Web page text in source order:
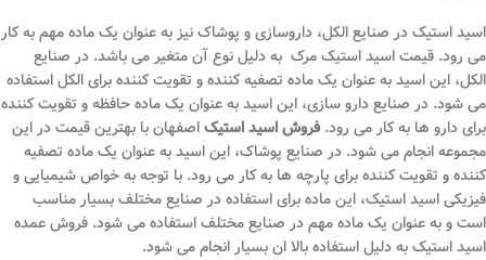
اسید استیک در صنایع الکل، داروسازی و پوشاک نیز به عنوان یک ماده مهم به کار
می ‌رود. قیمت اسید استیک مرک به دلیل نوع آن متغیر می باشد. در صنایع
الکل، این اسید به عنوان یک ماده تصفیه ‌کننده و تقویت ‌کننده برای الکل استفاده
می‌ شود. در صنایع دارو سازی، این اسید به عنوان یک ماده حافظه و تقویت‌ کننده
برای دارو ها به کار می ‌رود. فروش اسید استیکاصفهان با بهترین قیمت در این
مجموعه انجام می شود. در صنایع پوشاک، این اسید به عنوان یک ماده تصفیه‌
کننده و تقویت ‌کننده برای پارچه ‌ها به کار می‌ رود. با توجه به خواص شیمیایی و
فیزیکی اسید استیک، این ماده برای استفاده در صنایع مختلف بسیار مناسب
است و به عنوان یک ماده مهم در صنایع مختلف استفاده می ‌شود. فروش عمده
اسید استیک به دلیل استفاده بالا ان بسیار انجام می شود.